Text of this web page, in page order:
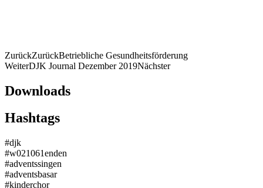
ZurückZurückBetriebliche Gesundheitsförderung
WeiterDJK Journal Dezember 2019Nächster
Downloads
Hashtags
#djk
#w021061enden
#adventssingen
#adventsbasar
#kinderchor